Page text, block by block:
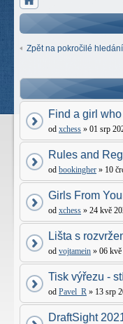
Zpět na pokročilé hledání
Find a girl
od xchess » 01 srp
Rules and
od bookingher » 10
Girls From
od xchess » 24 kvě
Lišta s
od vojtamein » 06
Tisk výřezu -
od Pavel_R » 13 srp
DraftSight